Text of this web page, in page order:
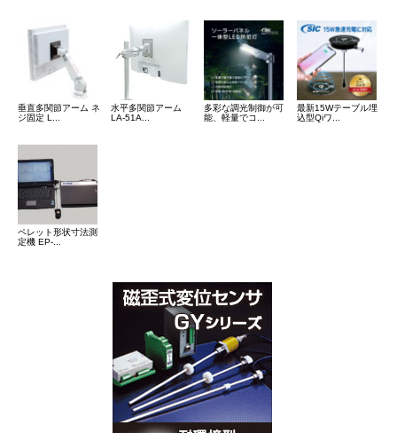
垂直多関節アーム ネ
ジ固定 L...
水平多関節アーム
LA-51A...
多彩な調光制御が可
能、軽量でコ...
最新15Wテーブル埋
込型Qiワ...
ペレット形状寸法測
定機 EP-...